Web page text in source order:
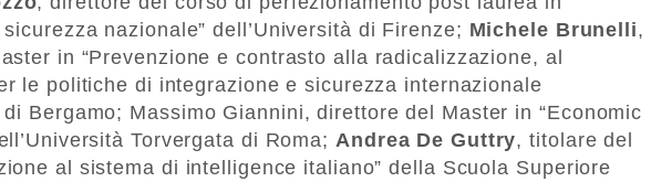
nazionale” dell’Università di Firenze; Michele Brunelli,
in “Prevenzione e contrasto alla radicalizzazione, al
le politiche di integrazione e sicurezza internazionale
di Bergamo; Massimo Giannini, direttore del Master in “Economic
Torvergata di Roma; Andrea De Guttry, titolare del
al sistema di intelligence italiano” della Scuola Superiore